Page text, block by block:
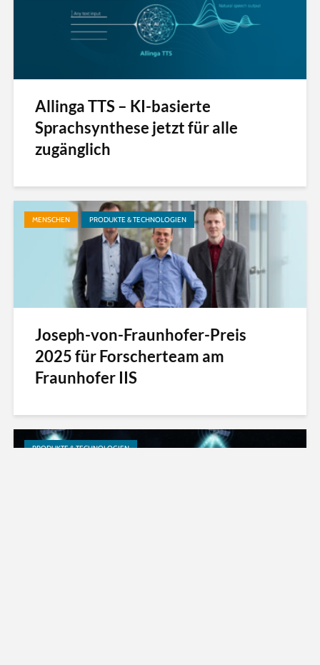
Allinga TTS – KI-basierte
Sprachsynthese jetzt für alle
zugänglich
MENSCHEN PRODUKTE & TECHNOLOGIEN
Joseph-von-Fraunhofer-Preis
2025 für Forscherteam am
Fraunhofer IIS
PRODUKTE & TECHNOLOGIEN